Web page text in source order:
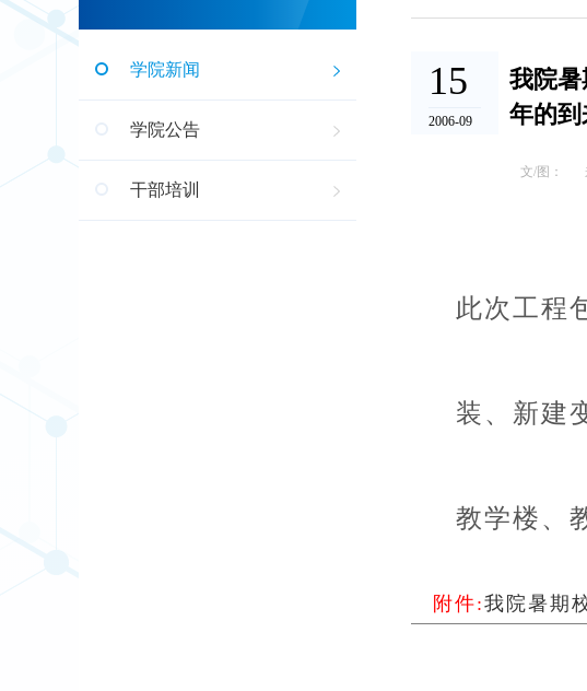
学院新闻
学院公告
干部培训
15
2006-09
我院
年的到
文/图：
此次工程
装、新建
教学楼、
附件:我院暑期